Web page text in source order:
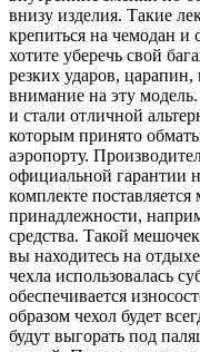
внизу изделия. Такие
крепиться на чемодан и
хотите уберечь свой
резких ударов,
внимание на эту
и стали отличной
которым принято
аэропорту.
официальной гарантии
комплекте
принадлежности,
средства. Такой
вы находитесь на
чехла использовалась
обеспечивается
образом чехол будет
будут выгорать под